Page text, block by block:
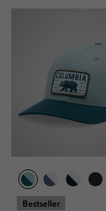
Bestseller